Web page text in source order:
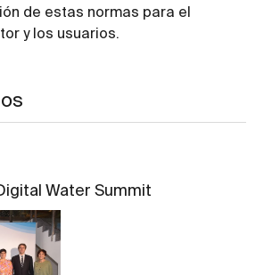
de estas normas para el
y los usuarios.
Water Summit